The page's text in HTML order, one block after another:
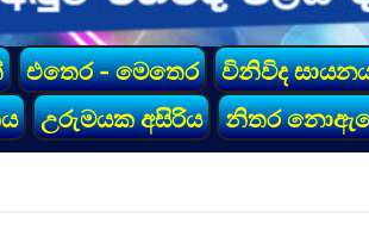
එතෙර - මෙතෙර විනිවිද
උරුමයක අසිරිය නිතර